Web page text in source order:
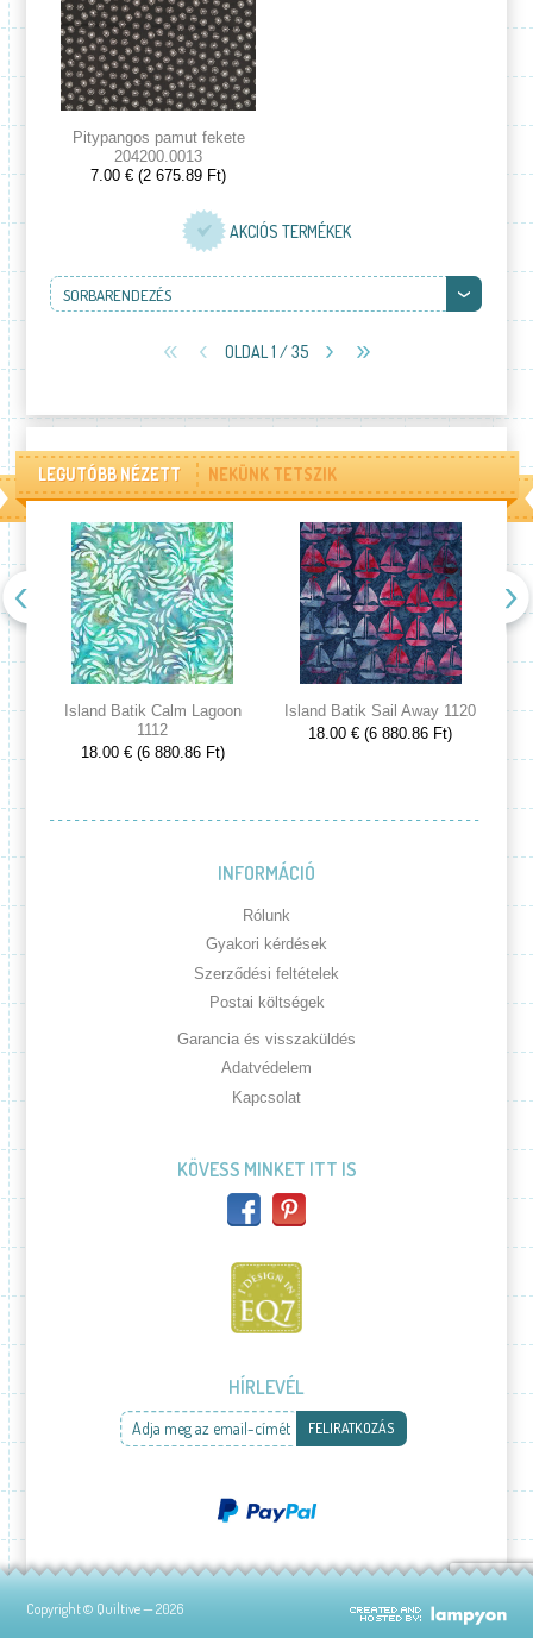
Pitypangos pamut fekete
204200.0013
7.00 € (2 675.89 Ft)
AKCIÓS TERMÉKEK
SORBARENDEZÉS
OLDAL 1 / 35
LEGUTÓBB NÉZETT NEKÜNK TETSZIK
Island Batik Calm Lagoon
1112
18.00 € (6 880.86 Ft)
Island Batik Sail Away 1120
18.00 € (6 880.86 Ft)
INFORMÁCIÓ
Rólunk
Gyakori kérdések
Szerződési feltételek
Postai költségek
Garancia és visszaküldés
Adatvédelem
Kapcsolat
KÖVESS MINKET ITT IS
HÍRLEVÉL
Adja meg az email-címét FELIRATKOZÁS
Copyright © Quiltive — 2026